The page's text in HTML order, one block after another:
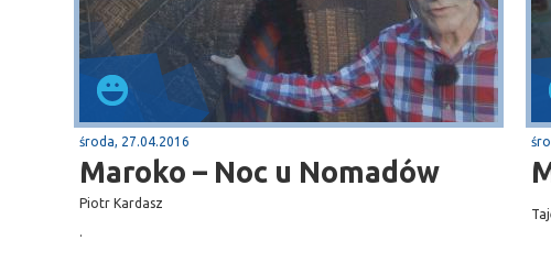
środa, 27.04.2016
Maroko – Noc u Nomadów
Piotr Kardasz
.